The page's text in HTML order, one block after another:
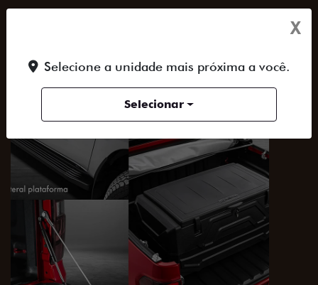
SAIBA TUDO SOBRE A TITANO
ACESSORIOS DESIGN PERFORMANCE
X
Selecione a unidade mais próxima a você.
Selecionar